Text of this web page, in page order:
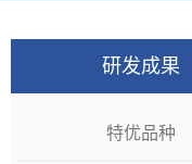
研发成果
特优品种